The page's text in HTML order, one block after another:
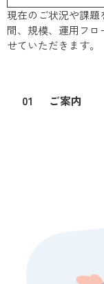
現在のご状況や課
間、規模、運用フ
せていただきます。
01 ご案内